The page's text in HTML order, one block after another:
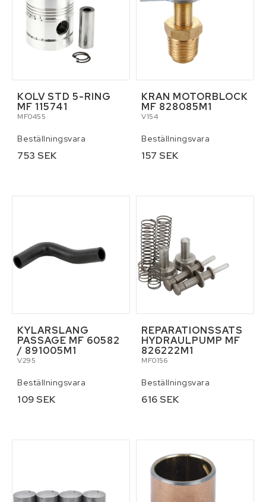
KOLV STD 5-RING
MF 115741
MF0455
Beställningsvara
753 SEK
KRAN MOTORBLOCK
MF 828085M1
V154
Beställningsvara
157 SEK
KYLARSLANG
PASSAGE MF 60582
/ 891005M1
V295
Beställningsvara
109 SEK
REPARATIONSSATS
HYDRAULPUMP MF
826222M1
MF0156
Beställningsvara
616 SEK